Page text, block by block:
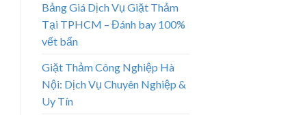
Bảng Giá Dịch Vụ Giặt Thảm
Tại TPHCM – Đánh bay 100%
vết bẩn
Giặt Thảm Công Nghiệp Hà
Nội: Dịch Vụ Chuyên Nghiệp &
Uy Tín